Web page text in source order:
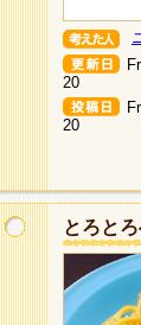
20
20
とろと